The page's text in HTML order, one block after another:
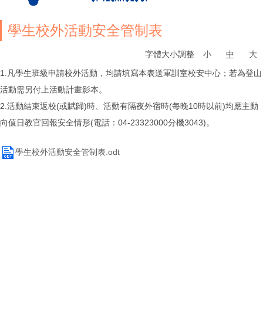
學生校外活動安全管制表
字體大小調整 小 中
大
1.凡學生班級申請校外活動，均請填寫本表送軍訓室校安中心；若為登山
活動需另付上活動計畫影本。
2.活動結束返校(或賦歸)時、活動有隔夜外宿時(每晚10時以前)均應主動
向值日教官回報安全情形(電話：04-23323000分機3043)。
學生校外活動安全管制表.odt